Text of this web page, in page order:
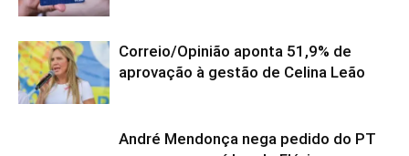
Correio/Opinião aponta 51,9% de
aprovação à gestão de Celina Leão
André Mendonça nega pedido do PT